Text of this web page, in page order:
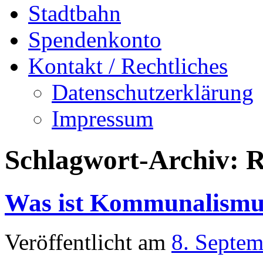
Stadtbahn
Spendenkonto
Kontakt / Rechtliches
Datenschutzerklärung
Impressum
Schlagwort-Archiv:
Was ist
Veröffentlicht am 8.